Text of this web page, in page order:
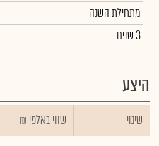
מתחילת השנה
3 שנים
היצע
שינוי ₪ שווי באלפי